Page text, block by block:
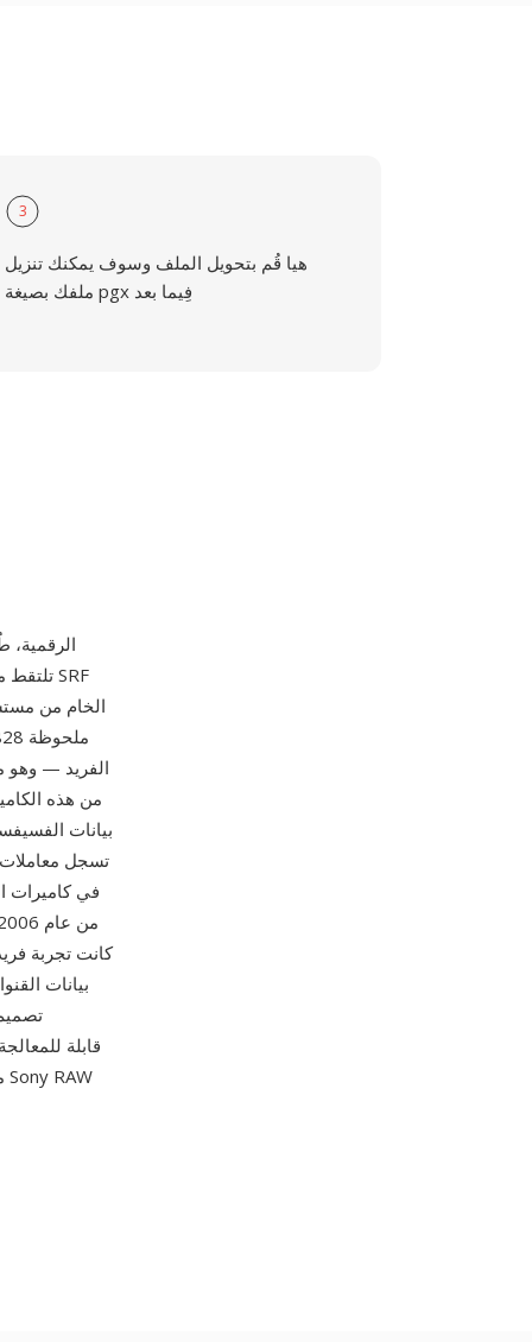
3
هيا قُم بتحويل الملف وسوف يمكنك تنزيل
ملفك بصيغة pgx فِيما بعد
بيانات